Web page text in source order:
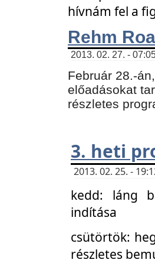
hívnám fel a
Rehm
2013. 02. 27. -
Február 28.-
előadásokat
részletes
3. heti
2013. 02. 25. -
kedd: láng
indítása
csütörtök:
részletes